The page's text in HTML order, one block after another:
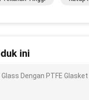
ini
Dengan PTFE